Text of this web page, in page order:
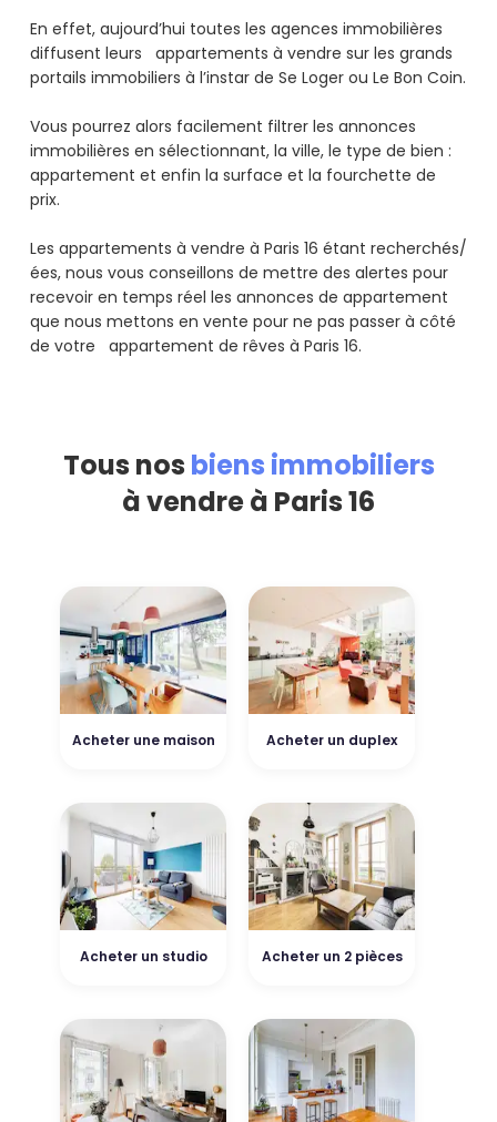
En effet, aujourd’hui toutes les agences immobilières
diffusent leurs appartements à vendre sur les grands
portails immobiliers à l’instar de Se Loger ou Le Bon Coin.
Vous pourrez alors facilement filtrer les annonces
immobilières en sélectionnant, la ville, le type de bien :
appartement et enfin la surface et la fourchette de
prix.
Les appartements à vendre à Paris 16 étant recherchés/
ées, nous vous conseillons de mettre des alertes pour
recevoir en temps réel les annonces de appartement
que nous mettons en vente pour ne pas passer à côté
de votre appartement de rêves à Paris 16.
Tous nos biens immobiliers
à vendre à Paris 16
Acheter une maison Acheter un duplex
Acheter un studio Acheter un 2 pièces